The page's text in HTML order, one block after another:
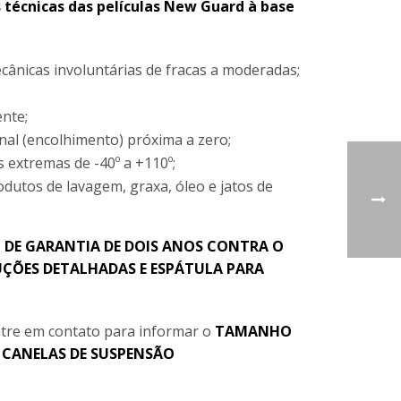
das películas New Guard à base
involuntárias de fracas a moderadas;
(encolhimento) próxima a zero;
de -40º a +110º;
de lavagem, graxa, óleo e jatos de
GARANTIA DE DOIS ANOS CONTRA O
DETALHADAS E ESPÁTULA PARA
em contato para informar o TAMANHO
CANELAS DE SUSPENSÃO